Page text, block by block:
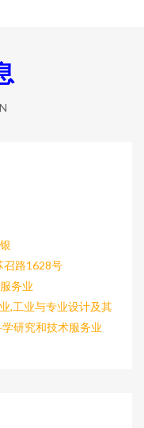
召路1628号
务业
,工业与专业设计及其
研究和技术服务业